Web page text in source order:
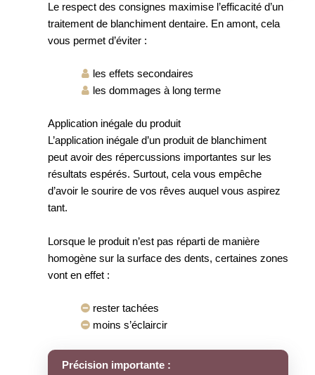
Le respect des consignes maximise l’efficacité d’un
traitement de blanchiment dentaire. En amont, cela
vous permet d’éviter :
les effets secondaires
les dommages à long terme
Application inégale du produit
L’application inégale d’un produit de blanchiment
peut avoir des répercussions importantes sur les
résultats espérés. Surtout, cela vous empêche
d’avoir le sourire de vos rêves auquel vous aspirez
tant.
Lorsque le produit n’est pas réparti de manière
homogène sur la surface des dents, certaines zones
vont en effet :
rester tachées
moins s’éclaircir
Précision importante :